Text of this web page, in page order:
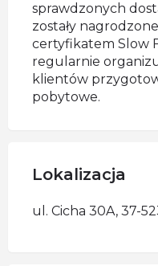
sprawdzonych
zostały
certyfikatem Slow
regularnie
klientów
pobytowe.
Lokalizacja
ul. Cicha 30A, 37-